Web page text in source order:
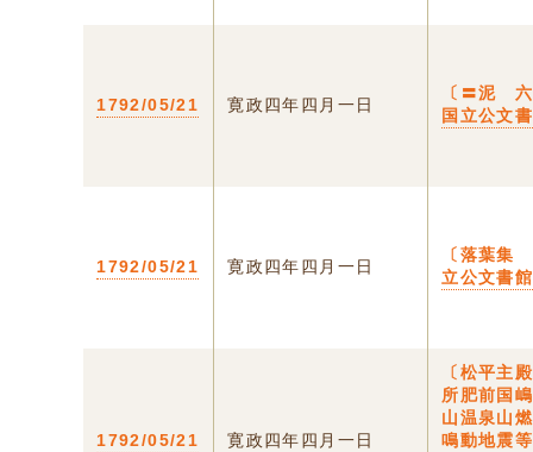
1792/05/21 寛政四年四月一日
〔〓泥
国立公文
1792/05/21 寛政四年四月一日
〔落葉集
立公文書館
1792/05/21 寛政四年四月一日
〔松平主
所肥前国
山温泉山
鳴動地震